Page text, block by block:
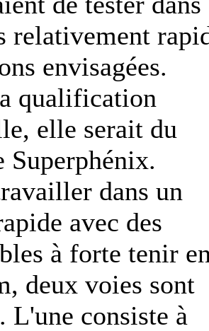
relativement
envisagées.
qualification
elle serait du
Superphénix.
dans un
avec des
à forte tenir
deux voies sont
L'une consiste à